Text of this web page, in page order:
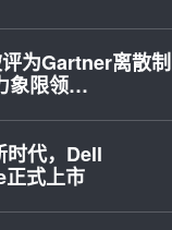
为Gartner离散制
象限领…
时代，Dell
式上市